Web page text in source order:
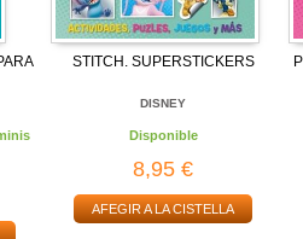
STITCH. SUPERSTICKERS
DISNEY
Disponible
8,95 €
AFEGIR A LA CISTELLA